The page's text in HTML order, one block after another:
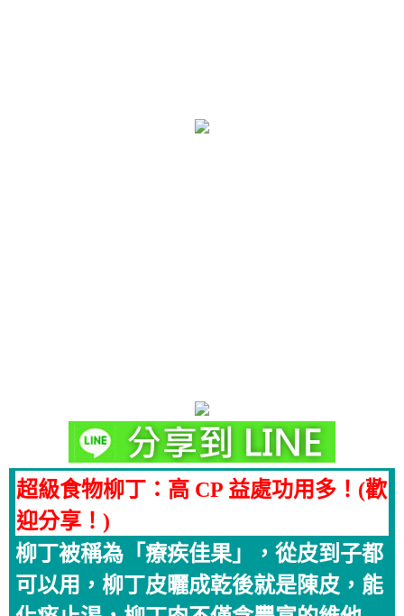
超級食物柳丁：高 CP 益處功用多！(歡
迎分享！)
柳丁被稱為「療疾佳果」，從皮到子都
可以用，柳丁皮曬成乾後就是陳皮，能